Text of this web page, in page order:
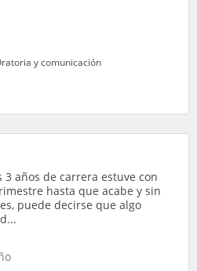
y comunicación
3 años de carrera estuve con
hasta que acabe y sin
puede decirse que algo